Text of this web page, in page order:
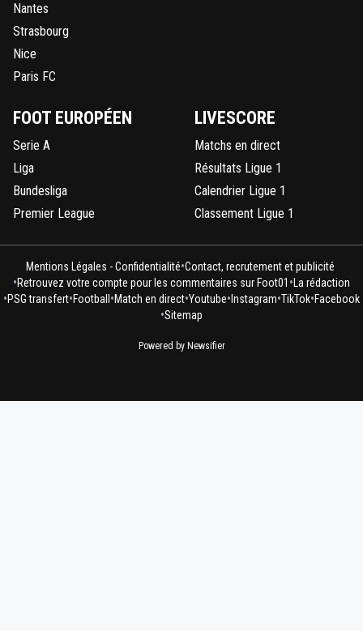
Nantes
Strasbourg
Nice
Paris FC
FOOT EUROPÉEN
Serie A
Liga
Bundesliga
Premier League
LIVESCORE
Matchs en direct
Résultats Ligue 1
Calendrier Ligue 1
Classement Ligue 1
Mentions Légales - Confidentialité•Contact, recrutement et publicité
•Retrouvez votre compte pour les commentaires sur Foot01 • La rédaction
•PSG transfert•Football •Match en direct•Youtube• Instagram•TikTok•Facebook
•Sitemap
Powered by Newsifier